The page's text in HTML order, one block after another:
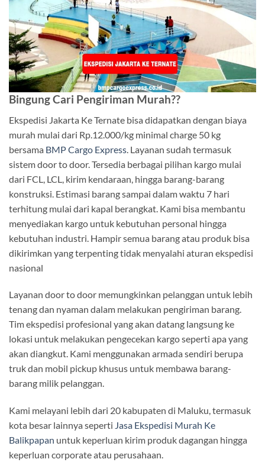
Bingung Cari Pengiriman Murah??
Ekspedisi Jakarta Ke Ternate bisa didapatkan dengan biaya
murah mulai dari Rp.12.000/kg minimal charge 50 kg
bersama BMP Cargo Express . Layanan sudah termasuk
sistem door to door. Tersedia berbagai pilihan kargo mulai
dari FCL, LCL, kirim kendaraan, hingga barang-barang
konstruksi. Estimasi barang sampai dalam waktu 7 hari
terhitung mulai dari kapal berangkat. Kami bisa membantu
menyediakan kargo untuk kebutuhan personal hingga
kebutuhan industri. Hampir semua barang atau produk bisa
dikirimkan yang terpenting tidak menyalahi aturan ekspedisi
nasional
Layanan door to door memungkinkan pelanggan untuk lebih
tenang dan nyaman dalam melakukan pengiriman barang.
Tim ekspedisi profesional yang akan datang langsung ke
lokasi untuk melakukan pengecekan kargo seperti apa yang
akan diangkut. Kami menggunakan armada sendiri berupa
truk dan mobil pickup khusus untuk membawa barang-
barang milik pelanggan.
Kami melayani lebih dari 20 kabupaten di Maluku, termasuk
kota besar lainnya seperti Jasa Ekspedisi Murah Ke
Balikpapan untuk keperluan kirim produk dagangan hingga
keperluan corporate atau perusahaan.